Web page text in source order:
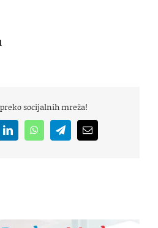
socijalnih mreža!
LinkedInWhatsAppTelegramEmail